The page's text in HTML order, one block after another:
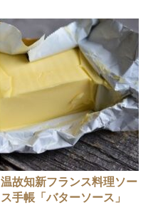
温故知新フランス料理ソー
ス手帳「バターソース」